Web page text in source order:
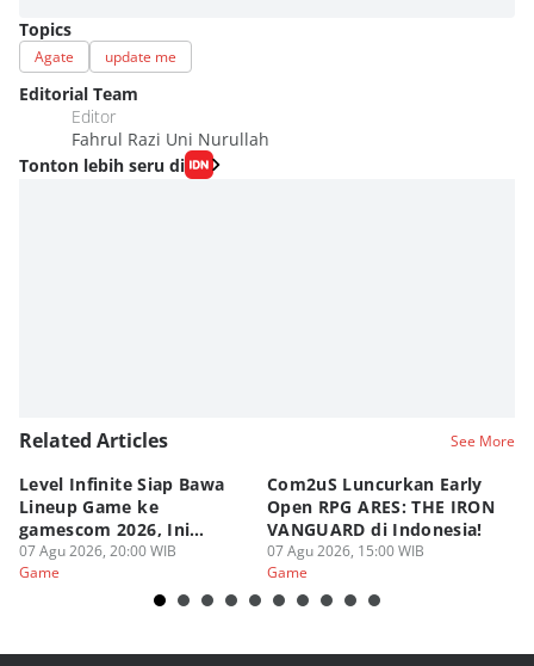
Topics
Agate update me
Editorial Team
Editor
Fahrul Razi Uni Nurullah
Tonton lebih seru di
Related Articles See More
Level Infinite Siap Bawa
Lineup Game ke
gamescom 2026, Ini
Judulnya!
07 Agu 2026, 20:00 WIB
Game
Com2uS Luncurkan Early
Open RPG ARES: THE IRON
VANGUARD di Indonesia!
07 Agu 2026, 15:00 WIB
Game